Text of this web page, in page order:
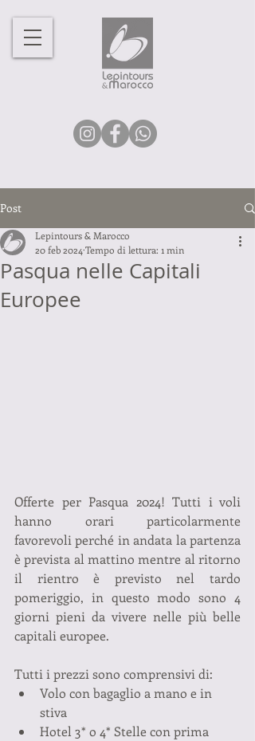
Post
Pasqua nelle Capitali
Europee
Lepintours & Marocco
20 feb 2024 Tempo di lettura: 1 min
Offerte per Pasqua 2024! Tutti i voli
hanno orari particolarmente
favorevoli perché in andata la partenza
è prevista al mattino mentre al ritorno
il rientro è previsto nel tardo
pomeriggio, in questo modo sono 4
giorni pieni da vivere nelle più belle
capitali europee.
Tutti i prezzi sono comprensivi di:
Volo con bagaglio a mano e in
stiva
Hotel 3* o 4* Stelle con prima